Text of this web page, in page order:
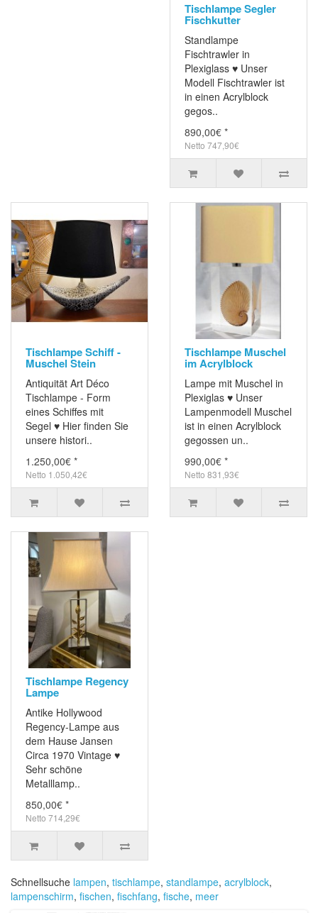
Tischlampe Segler
Fischkutter
Standlampe
Fischtrawler in
Plexiglass ♥ Unser
Modell Fischtrawler ist
in einen Acrylblock
gegos..
890,00€ *
Netto 747,90€
Tischlampe Schiff -
Muschel Stein
Antiquität Art Déco
Tischlampe - Form
eines Schiffes mit
Segel ♥ Hier finden Sie
unsere histori..
1.250,00€ *
Netto 1.050,42€
Tischlampe Muschel
im Acrylblock
Lampe mit Muschel in
Plexiglas ♥ Unser
Lampenmodell Muschel
ist in einen Acrylblock
gegossen un..
990,00€ *
Netto 831,93€
Tischlampe Regency
Lampe
Antike Hollywood
Regency-Lampe aus
dem Hause Jansen
Circa 1970 Vintage ♥
Sehr schöne
Metalllamp..
850,00€ *
Netto 714,29€
Schnellsuche lampen, tischlampe, standlampe, acrylblock,
lampenschirm, fischen, fischfang, fische, meer